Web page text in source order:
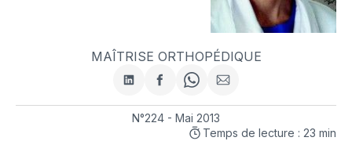
MAÎTRISE ORTHOPÉDIQUE
Partager
sur
LinkedIn
Partager
sur
Facebook
Share
on
WhatsApp
Partager
par
N°224 - Mai 2013
Temps de lecture : 23 min